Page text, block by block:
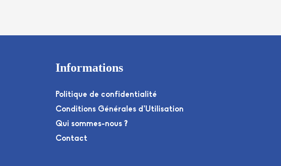
Informations
Politique de confidentialité
Conditions Générales d’Utilisation
Qui sommes-nous ?
Contact